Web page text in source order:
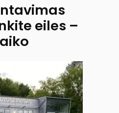
eiles –